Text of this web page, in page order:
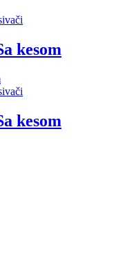
kesom
kesom